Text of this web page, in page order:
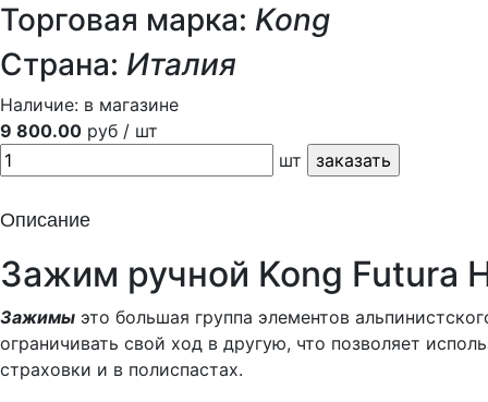
Торговая марка: Kong
Страна: Италия
Наличие: в магазине
9 800.00 руб / шт
шт
Описание
Зажим ручной Kong Futura
Зажимы это большая группа элементов
ограничивать свой ход в другую, что позволяет
страховки и в полиспастах.